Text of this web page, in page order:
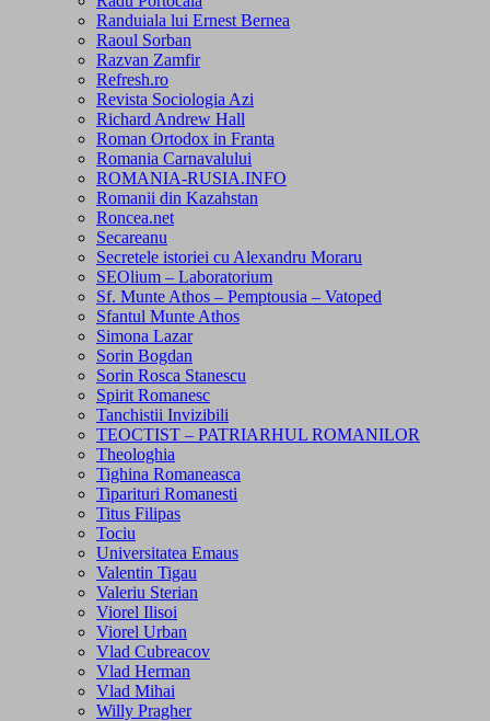
Randuiala lui Ernest Bernea
Raoul Sorban
Razvan Zamfir
Refresh.ro
Revista Sociologia Azi
Richard Andrew Hall
Roman Ortodox in Franta
Romania Carnavalului
ROMANIA-RUSIA.INFO
Romanii din Kazahstan
Roncea.net
Secareanu
Secretele istoriei cu Alexandru Moraru
SEOlium – Laboratorium
Sf. Munte Athos – Pemptousia – Vatoped
Sfantul Munte Athos
Simona Lazar
Sorin Bogdan
Sorin Rosca Stanescu
Spirit Romanesc
Tanchistii Invizibili
TEOCTIST – PATRIARHUL ROMANILOR
Theologhia
Tighina Romaneasca
Tiparituri Romanesti
Titus Filipas
Tociu
Universitatea Emaus
Valentin Tigau
Valeriu Sterian
Viorel Ilisoi
Viorel Urban
Vlad Cubreacov
Vlad Herman
Vlad Mihai
Willy Pragher